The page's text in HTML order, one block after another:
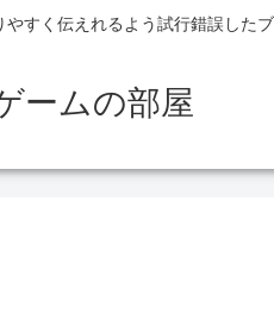
すく伝えれるよう試行錯誤した
ームの部屋